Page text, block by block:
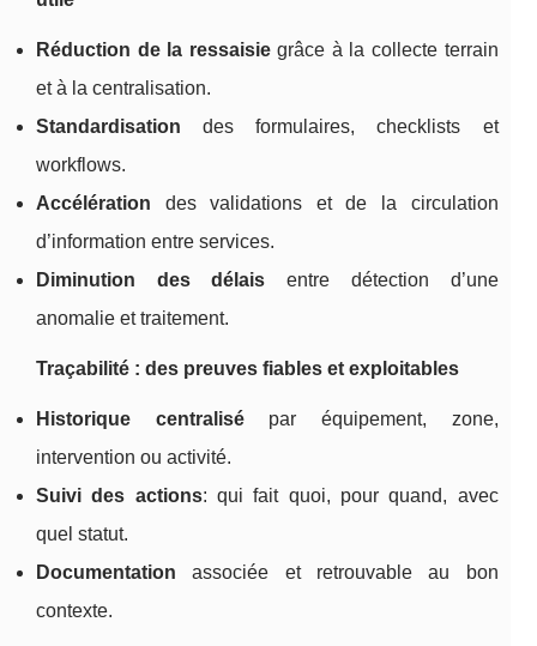
Réduction de la ressaisiegrâce à la collecte terrain
et à la centralisation.
Standardisation des formulaires, checklists et
workflows.
Accélération des validations et de la circulation
d’information entre services.
Diminution des délais entre détection d’une
anomalie et traitement.
Traçabilité : des preuves fiables et exploitables
Historique centralisépar équipement, zone,
intervention ou activité.
Suivi des actions: qui fait quoi, pour quand, avec
quel statut.
Documentation associée et retrouvable au bon
contexte.